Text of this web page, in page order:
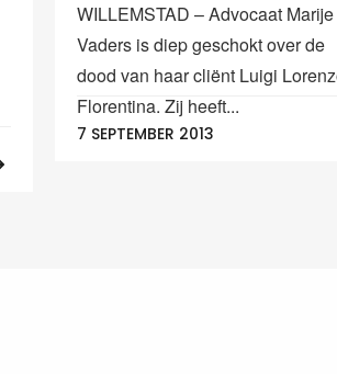
WILLEMSTAD – Advocaat Marije
Vaders is diep geschokt over de
dood van haar cliënt Luigi
Florentina. Zij heeft...
7 SEPTEMBER 2013